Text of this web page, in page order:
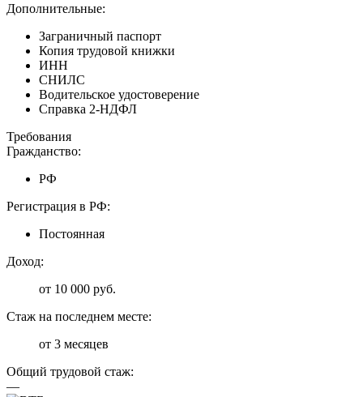
Дополнительные:
Заграничный паспорт
Копия трудовой книжки
ИНН
СНИЛС
Водительское удостоверение
Справка 2-НДФЛ
Требования
Гражданство:
РФ
Регистрация в РФ:
Постоянная
Доход:
от 10 000 руб.
Стаж на последнем месте:
от 3 месяцев
Общий трудовой стаж:
—